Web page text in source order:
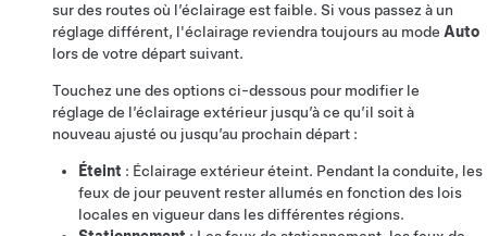
sur des routes où l’éclairage est faible. Si vous passez à un
réglage différent, l'éclairage reviendra toujours au mode Auto
lors de votre départ suivant.
Touchez une des options ci-dessous pour modifier le
réglage de l’éclairage extérieur jusqu’à ce qu’il soit à
nouveau ajusté ou jusqu’au prochain départ :
Éteint : Éclairage extérieur éteint. Pendant la conduite, les
feux de jour peuvent rester allumés en fonction des lois
locales en vigueur dans les différentes régions.